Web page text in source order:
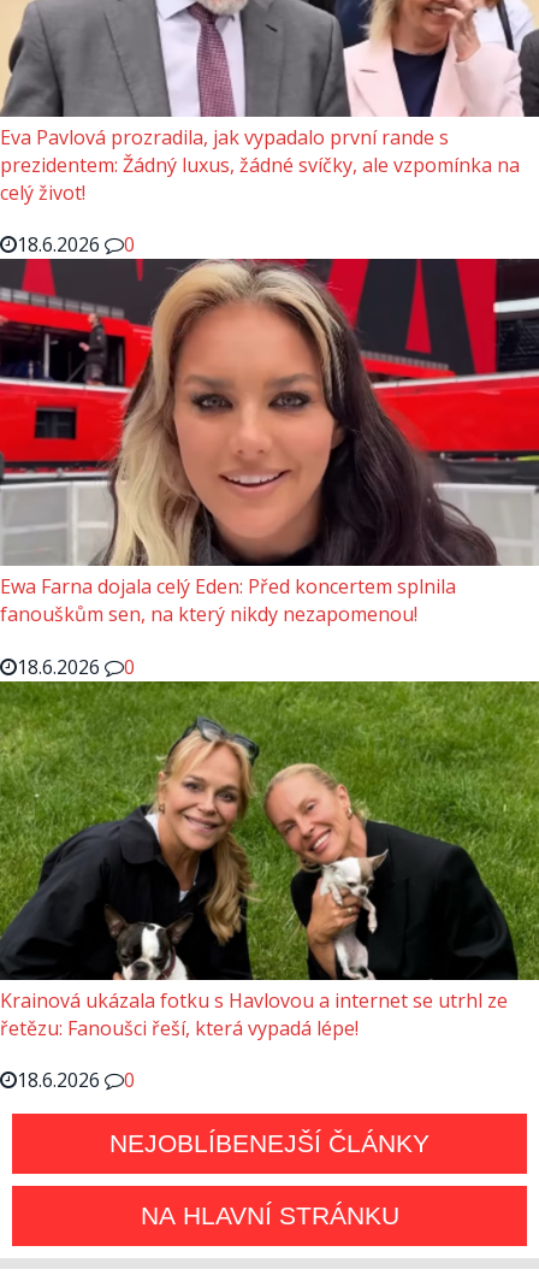
Eva Pavlová prozradila, jak vypadalo první rande s
prezidentem: Žádný luxus, žádné svíčky, ale vzpomínka na
celý život!
18.6.2026
0
Ewa Farna dojala celý Eden: Před koncertem splnila
fanouškům sen, na který nikdy nezapomenou!
18.6.2026
0
Krainová ukázala fotku s Havlovou a internet se utrhl ze
řetězu: Fanoušci řeší, která vypadá lépe!
18.6.2026
0
NEJOBLÍBENEJŠÍ ČLÁNKY
NA HLAVNÍ STRÁNKU